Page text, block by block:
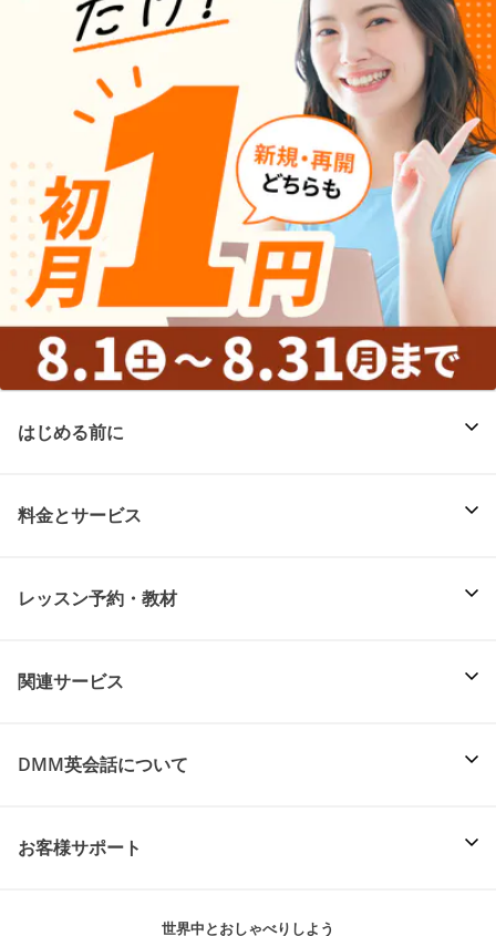
はじめる前に
料金とサービス
レッスン予約・教材
関連サービス
DMM英会話について
お客様サポート
世界中とおしゃべりしよう